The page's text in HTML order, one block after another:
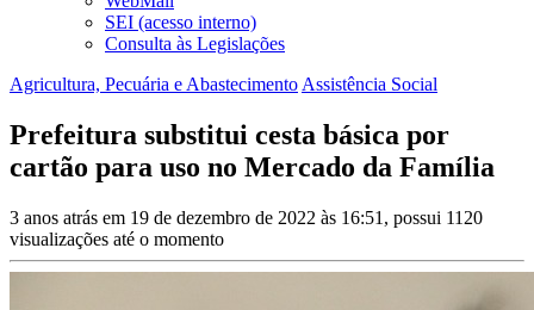
SEI (acesso interno)
Consulta às Legislações
Agricultura, Pecuária e Abastecimento Assistência Social
Prefeitura substitui cesta básica por
cartão para uso no Mercado da Família
3 anos atrás em 19 de dezembro de 2022 às 16:51, possui 1120
visualizações até o momento